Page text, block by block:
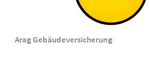
Arag Gebäude­versicherung